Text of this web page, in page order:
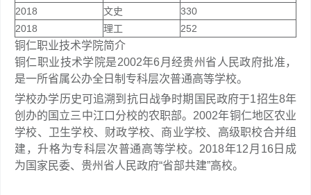
2018
文史
330
2018
理工 252
铜仁职业技术学院简介
铜仁职业技术学院是2002年6月经贵州省人民政府批准，
是一所省属公办全日制专科层次普通高等学校。
学校办学历史可追溯到抗日战争时期国民政府于1招生8年
创办的国立三中江口分校的农职部。2002年铜仁地区农业
学校、卫生学校、财政学校、商业学校、高级职校合并组
建，升格为专科层次普通高等学校。2018年12月16日成
为国家民委、贵州省人民政府“省部共建”高校。